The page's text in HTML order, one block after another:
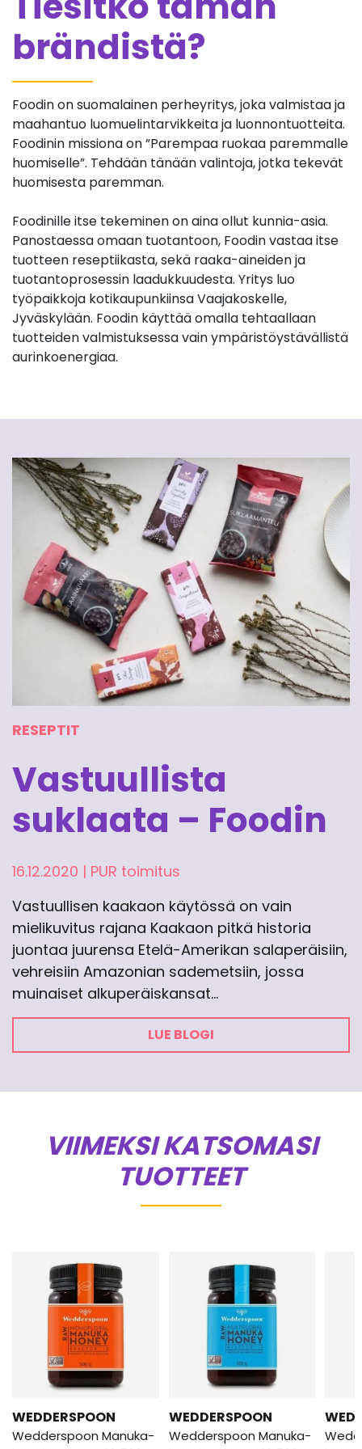
brändistä?
Foodin on suomalainen perheyritys, joka valmistaa ja
maahantuo luomuelintarvikkeita ja luonnontuotteita.
Foodinin missiona on ”Parempaa ruokaa paremmalle
huomiselle”. Tehdään tänään valintoja, jotka tekevät
huomisesta paremman.
Foodinille itse tekeminen on aina ollut kunnia-asia.
Panostaessa omaan tuotantoon, Foodin vastaa itse
tuotteen reseptiikasta, sekä raaka-aineiden ja
tuotantoprosessin laadukkuudesta. Yritys luo
työpaikkoja kotikaupunkiinsa Vaajakoskelle,
Jyväskylään. Foodin käyttää omalla tehtaallaan
tuotteiden valmistuksessa vain ympäristöystävällistä
aurinkoenergiaa.
RESEPTIT
Vastuullista
suklaata – Foodin
16.12.2020 | PUR toimitus
Vastuullisen kaakaon käytössä on vain
mielikuvitus rajana Kaakaon pitkä historia
juontaa juurensa Etelä-Amerikan salaperäisiin,
vehreisiin Amazonian sademetsiin, jossa
muinaiset alkuperäiskansat…
LUE BLOGI
VIIMEKSI KATSOMASI
TUOTTEET
WEDDERSPOON
Wedderspoon Manuka-
WEDDERSPOON
Wedderspoon Manuka-